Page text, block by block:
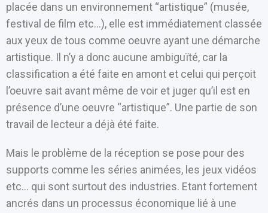
placée dans un environnement “artistique” (musée,
festival de film etc…), elle est immédiatement classée
aux yeux de tous comme oeuvre ayant une démarche
artistique. Il n’y a donc aucune ambiguïté, car la
classification a été faite en amont et celui qui perçoit
l’oeuvre sait avant même de voir et juger qu’il est en
présence d’une oeuvre “artistique”. Une partie de son
travail de lecteur a déjà été faite.
Mais le problème de la réception se pose pour des
supports comme les séries animées, les jeux vidéos
etc… qui sont surtout des industries. Etant fortement
ancrés dans un processus économique lié à une